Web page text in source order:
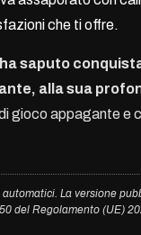
che ti offre.
saputo
alla sua
gioco appagante
La versione
del Regolamento (UE)